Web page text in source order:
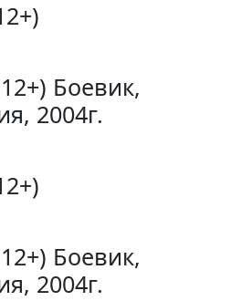
Боевик,
2004г.
Боевик,
2004г.